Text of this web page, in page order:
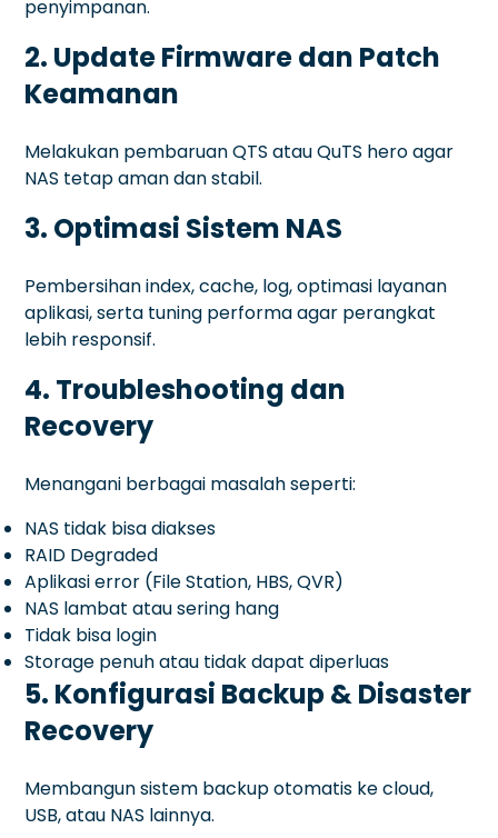
penyimpanan.
2. Update Firmware dan Patch
Keamanan
Melakukan pembaruan QTS atau QuTS hero agar
NAS tetap aman dan stabil.
3. Optimasi Sistem NAS
Pembersihan index, cache, log, optimasi layanan
aplikasi, serta tuning performa agar perangkat
lebih responsif.
4. Troubleshooting dan
Recovery
Menangani berbagai masalah seperti:
NAS tidak bisa diakses
RAID Degraded
Aplikasi error (File Station, HBS, QVR)
NAS lambat atau sering hang
Tidak bisa login
Storage penuh atau tidak dapat diperluas
5. Konfigurasi Backup & Disaster
Recovery
Membangun sistem backup otomatis ke cloud,
USB, atau NAS lainnya.